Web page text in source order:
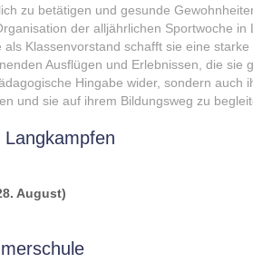
zu betätigen und gesunde
der alljährlichen Sportwoche
als Klassenvorstand schafft sie eine
Ausflügen und Erlebnissen, die sie
Hingabe wider, sondern auch
und sie auf ihrem Bildungsweg zu
August)